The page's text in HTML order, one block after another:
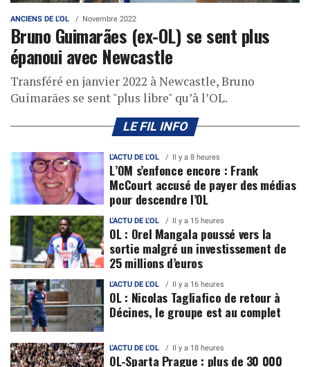
ANCIENS DE L'OL Novembre 2022
Bruno Guimarães (ex-OL) se sent plus
épanoui avec Newcastle
Transféré en janvier 2022 à Newcastle, Bruno
Guimarães se sent "plus libre" qu’à l’OL.
LE FIL INFO
L'ACTU DE L'OL Il y a 8 heures
L’OM s’enfonce encore : Frank
McCourt accusé de payer des médias
pour descendre l’OL
L'ACTU DE L'OL Il y a 15 heures
OL : Orel Mangala poussé vers la
sortie malgré un investissement de
25 millions d’euros
L'ACTU DE L'OL Il y a 16 heures
OL : Nicolas Tagliafico de retour à
Décines, le groupe est au complet
L'ACTU DE L'OL Il y a 18 heures
OL-Sparta Prague : plus de 30 000